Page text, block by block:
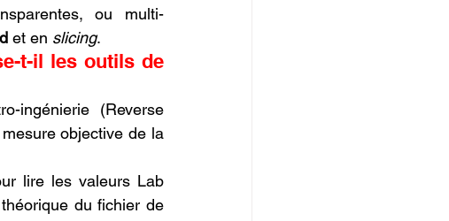
ou multi-
et en slicing.
t-il les outils de
(Reverse
objective de la
lire les valeurs Lab